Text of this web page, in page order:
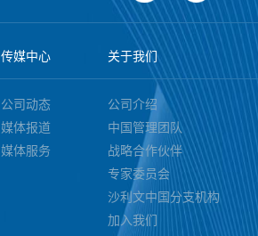
传媒中心 关于我们
公司动态
媒体报道
媒体服务
公司介绍
中国管理团队
战略合作伙伴
专家委员会
沙利文中国分支机构
加入我们